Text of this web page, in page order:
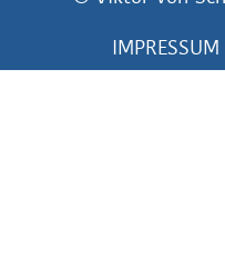
IMPRESSUM